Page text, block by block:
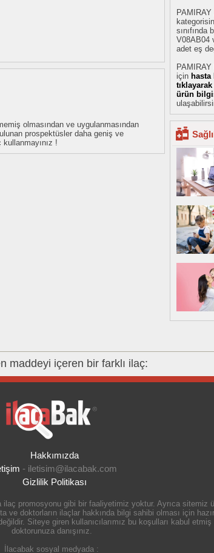
olmasından ve uygulanmasından
prospektüsler daha geniş ve
!
PAMIRAY
V08AB04
adet eş
için hasta
tıklayarak
ürün
maddeyi içeren bir farklı ilaç:
Hakkımızda
- iletisim@ilacabak.com
Gizlilik Politikası
promosyonu gibi bir faaliyetimiz yoktur. Ayrıca sitemiz
doktorların ilaçlar hakkında bilgi sahibi olması için
Siteye giren kullanıcılarımız bu koşulları kabul
doktorunuza danışınız.
İlacabak sosyal medyada :